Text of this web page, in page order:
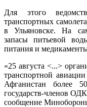
Для этого
транспортных
в Ульяновске. На
запасы питьевой
питания и
«25 августа <...>
транспортной
Афганистан более
государств-членов
сообщение